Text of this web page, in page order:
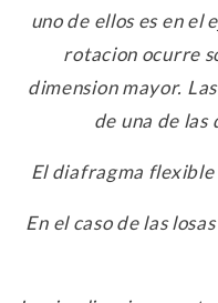
uno de ellos es en el
rotacion ocurre
dimension mayor.
de una de las
El diafragma flexible
En el caso de las